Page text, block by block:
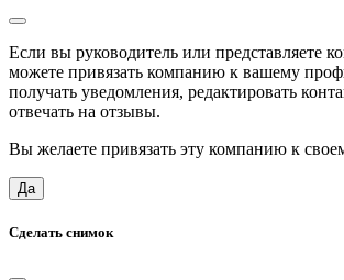
Если вы руководитель или представляете
можете привязать компанию к вашему
получать уведомления, редактировать
отвечать на отзывы.
Вы желаете привязать эту компанию к
Да
Сделать снимок